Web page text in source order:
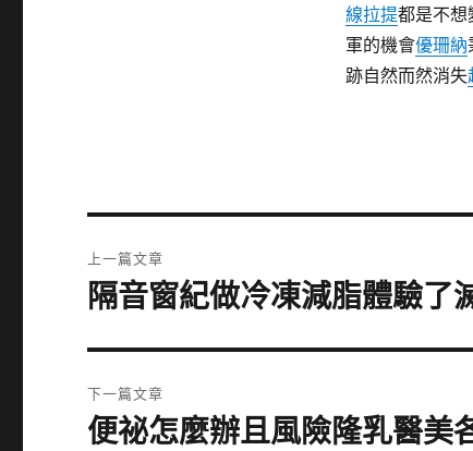
線拉提都是不想
軍的機會優珊納
跡自然而然消失
章
上一篇文章
上
篇
文
章:
隔音窗紀做冷凍減脂體驗了
下一篇文章
下
便祕怎麼辦且風險隆乳醫美